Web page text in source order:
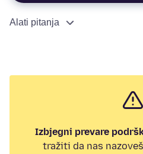
Alati pitanja
Izbjegni prevare
tražiti da nas